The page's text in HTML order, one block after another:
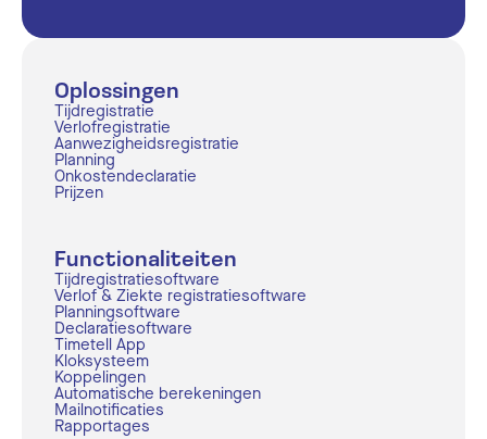
Oplossingen
Tijdregistratie
Verlofregistratie
Aanwezigheidsregistratie
Planning
Onkostendeclaratie
Prijzen
Functionaliteiten
Tijdregistratiesoftware
Verlof & Ziekte registratiesoftware
Planningsoftware
Declaratiesoftware
Timetell App
Kloksysteem
Koppelingen
Automatische berekeningen
Mailnotificaties
Rapportages